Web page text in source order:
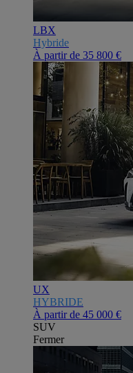
LBX
Hybride
À partir de 35 800 €
UX
HYBRIDE
À partir de 45 000 €
SUV
Fermer